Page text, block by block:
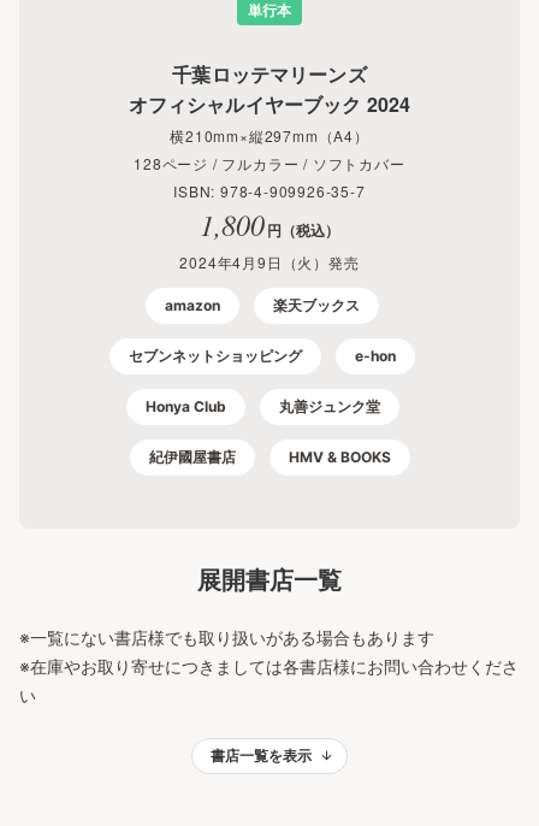
単行本
千葉ロッテマリーンズ
オフィシャルイヤーブック 2024
横210mm×縦297mm（A4）
128ページ / フルカラー / ソフトカバー
ISBN: 978-4-909926-35-7
1,800 円（税込）
2024年4月9日（火）発売
amazon 楽天ブックス
セブンネットショッピング e-hon
Honya Club 丸善ジュンク堂
紀伊國屋書店 HMV & BOOKS
展開書店一覧
※一覧にない書店様でも取り扱いがある場合もあります
※在庫やお取り寄せにつきましては各書店様にお問い合わせくださ
い
書店一覧を表示